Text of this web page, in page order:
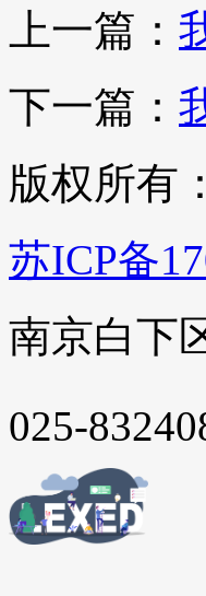
上一篇：
下一篇：
版权所有
苏ICP备
南京白下
025-